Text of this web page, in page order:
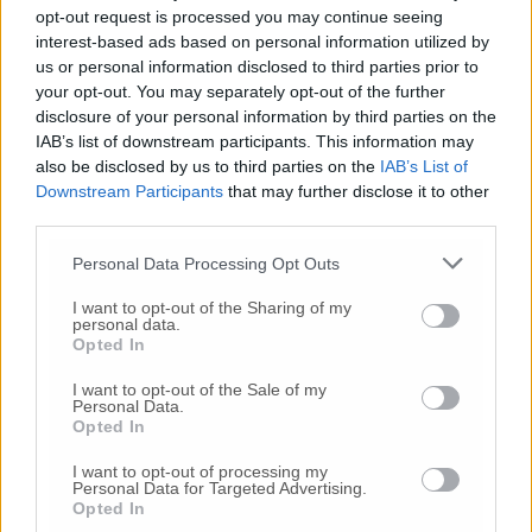
opt-out request is processed you may continue seeing
interest-based ads based on personal information utilized by
us or personal information disclosed to third parties prior to
your opt-out. You may separately opt-out of the further
disclosure of your personal information by third parties on the
IAB’s list of downstream participants. This information may
also be disclosed by us to third parties on the IAB’s List of
Downstream Participants that may further disclose it to other
Personal Data Processing Opt Outs
I want to opt-out of the Sharing of my
personal data.
Opted In
I want to opt-out of the Sale of my
Personal Data.
Opted In
I want to opt-out of processing my
Personal Data for Targeted Advertising.
Opted In
Vai alla home
Commenti
Commenta
Gli articoli più letti